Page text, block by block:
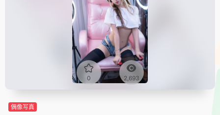
0 2,693
偶像写真